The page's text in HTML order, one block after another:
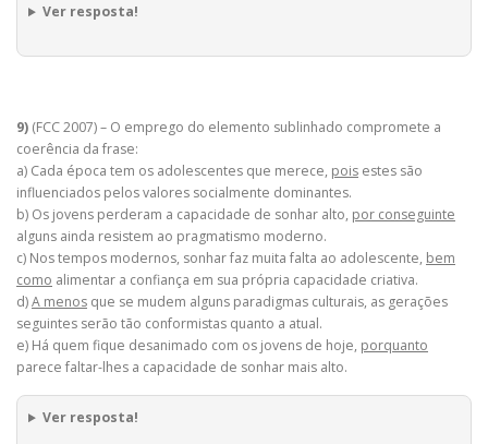
Ver resposta!
9) (FCC 2007) – O emprego do elemento sublinhado compromete a
coerência da frase:
a) Cada época tem os adolescentes que merece, pois estes são
influenciados pelos valores socialmente dominantes.
b) Os jovens perderam a capacidade de sonhar alto, por conseguinte
alguns ainda resistem ao pragmatismo moderno.
c) Nos tempos modernos, sonhar faz muita falta ao adolescente, bem
como alimentar a confiança em sua própria capacidade criativa.
d)A menos que se mudem alguns paradigmas culturais, as gerações
seguintes serão tão conformistas quanto a atual.
e) Há quem fique desanimado com os jovens de hoje, porquanto
parece faltar-lhes a capacidade de sonhar mais alto.
Ver resposta!